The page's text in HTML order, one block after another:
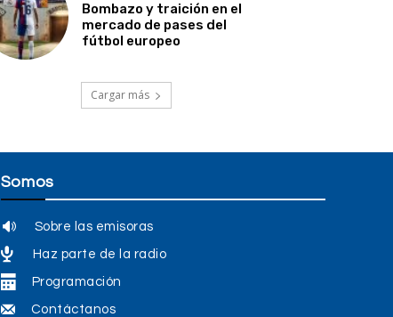
Bombazo y traición en el
mercado de pases del
fútbol europeo
Cargar más
Somos
Sobre las emisoras
Haz parte de la radio
Programación
Contáctanos